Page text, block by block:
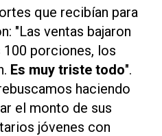
que recibían para
"Las ventas bajaron
100 porciones, los
Es muy triste todo".
haciendo
el monto de sus
jóvenes con